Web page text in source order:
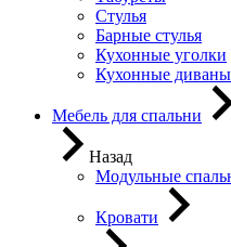
Стулья
Барные стулья
Кухонные уголки
Кухонные диваны
Мебель для спальни
Назад
Модульные
Кровати